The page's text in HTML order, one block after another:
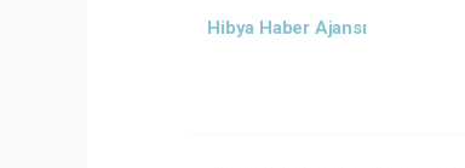
Hibya Haber Ajansı